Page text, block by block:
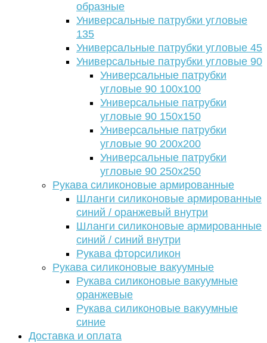
образные
Универсальные патрубки угловые
135
Универсальные патрубки угловые 45
Универсальные патрубки угловые 90
Универсальные патрубки
угловые 90 100х100
Универсальные патрубки
угловые 90 150х150
Универсальные патрубки
угловые 90 200х200
Универсальные патрубки
угловые 90 250х250
Рукава силиконовые армированные
Шланги силиконовые армированные
синий / оранжевый внутри
Шланги силиконовые армированные
синий / синий внутри
Рукава фторсиликон
Рукава силиконовые вакуумные
Рукава силиконовые вакуумные
оранжевые
Рукава силиконовые вакуумные
синие
Доставка и оплата